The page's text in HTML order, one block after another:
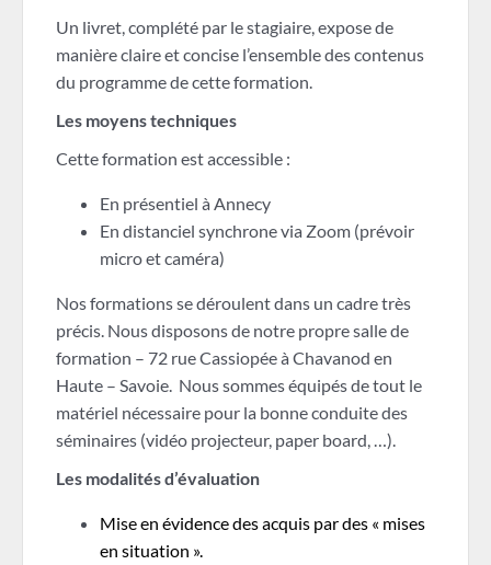
Un livret, complété par le stagiaire, expose de
manière claire et concise l’ensemble des contenus
du programme de cette formation.
Les moyens techniques
Cette formation est accessible :
En présentiel à Annecy
En distanciel synchrone via Zoom (prévoir
micro et caméra)
Nos formations se déroulent dans un cadre très
précis. Nous disposons de notre propre salle de
formation – 72 rue Cassiopée à Chavanod en
Haute – Savoie. Nous sommes équipés de tout le
matériel nécessaire pour la bonne conduite des
séminaires (vidéo projecteur, paper board, …).
Les modalités d’évaluation
Mise en évidence des acquis par des « mises
en situation ».